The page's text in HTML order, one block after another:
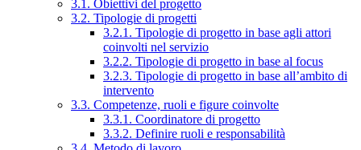
3.1. Obiettivi del progetto
3.2. Tipologie di progetti
3.2.1. Tipologie di progetto in base agli attori
coinvolti nel servizio
3.2.2. Tipologie di progetto in base al focus
3.2.3. Tipologie di progetto in base all’ambito di
intervento
3.3. Competenze, ruoli e figure coinvolte
3.3.1. Coordinatore di progetto
3.3.2. Definire ruoli e responsabilità